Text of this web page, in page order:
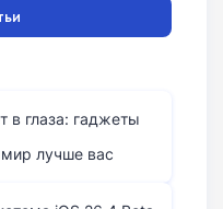
в глаза: гаджеты
мир лучше вас